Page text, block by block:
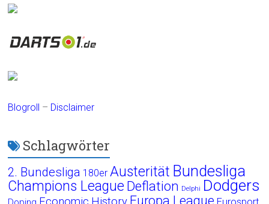
Blogroll – Disclaimer
Schlagwörter
2. Bundesliga 180er Austerität Bundesliga
Champions League Deflation Delphi Dodgers
Economic History Europa League